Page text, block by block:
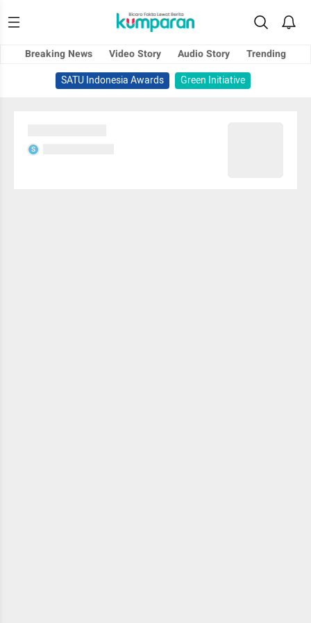
Breaking News Video Story Audio Story
Trending
SATU Indonesia Awards
Green Initiative
S